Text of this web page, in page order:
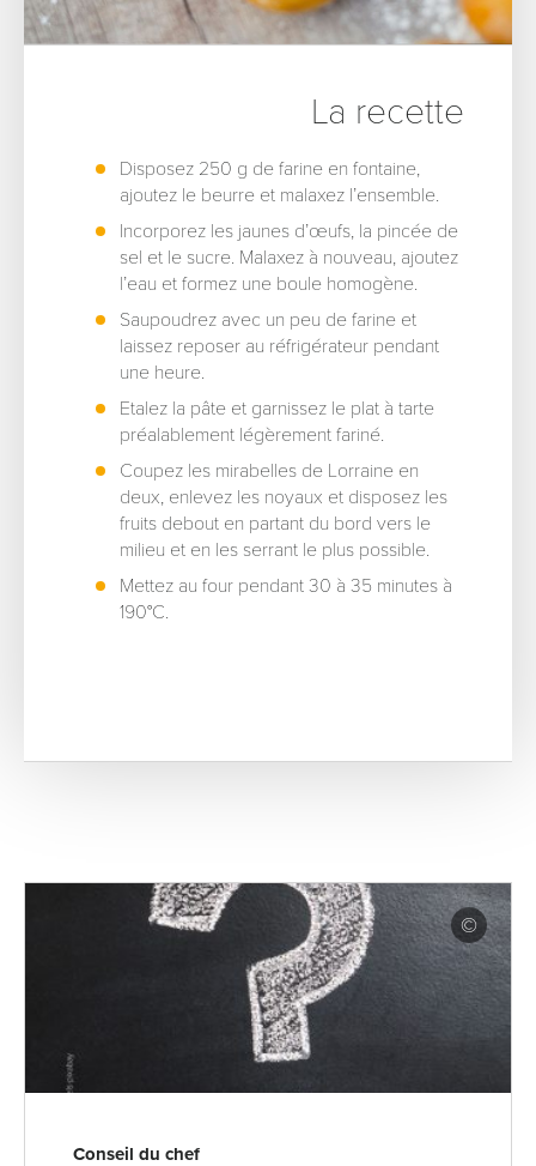
La recette
Disposez 250 g de farine en fontaine,
ajoutez le beurre et malaxez l’ensemble.
Incorporez les jaunes d’œufs, la pincée de
sel et le sucre. Malaxez à nouveau, ajoutez
l’eau et formez une boule homogène.
Saupoudrez avec un peu de farine et
laissez reposer au réfrigérateur pendant
une heure.
Etalez la pâte et garnissez le plat à tarte
préalablement légèrement fariné.
Coupez les mirabelles de Lorraine en
deux, enlevez les noyaux et disposez les
fruits debout en partant du bord vers le
milieu et en les serrant le plus possible.
Mettez au four pendant 30 à 35 minutes à
190°C.
Conseil du chef